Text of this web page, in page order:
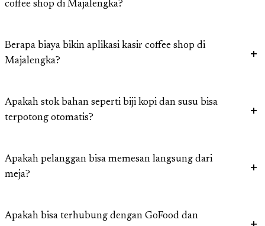
coffee shop di Majalengka?
Berapa biaya bikin aplikasi kasir coffee shop di
Majalengka?
Apakah stok bahan seperti biji kopi dan susu bisa
terpotong otomatis?
Apakah pelanggan bisa memesan langsung dari
meja?
Apakah bisa terhubung dengan GoFood dan